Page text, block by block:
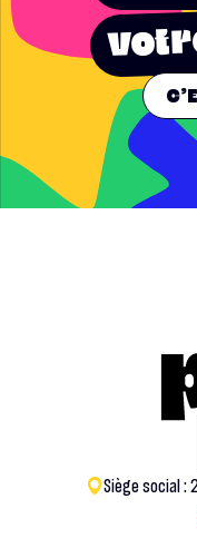
Siège social :